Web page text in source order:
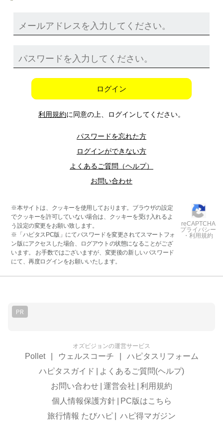
ログイン
利用規約に同意の上、ログインしてください。
パスワードを忘れた方
ログインができない方
よくあるご質問（ヘルプ）
お問い合わせ
※本サイトは、クッキーを使用しております。ブラウザの設定
でクッキーを許可していない場合は、クッキーを受け入れるよ
う設定の変更をお願い致します。
※「ハピタスPC版」にてパスワードを変更されてスマートフォ
ン版にアクセスした場合、ログアウトの状態になることがござ
います。 お手数ではございますが、変更後の新しいパスワード
にて、再度ログインをお願いいたします。
reCAPTCHA
プライバシー
・利用規約
PR
オズビジョンの運営サービス
Pollet ウェルスコーチ
ハピタスリフォーム
ハピタスガイド
よくあるご質問(ヘルプ)
お問い合わせ 運営会社
利用規約
個人情報保護方針
PC版はこちら
旅行情報 たびハピ
ハピ得マガジン